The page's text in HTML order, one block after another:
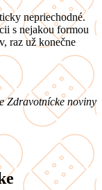
nepriechodné.
s nejakou formou
raz už konečne
Zdravotnícke noviny